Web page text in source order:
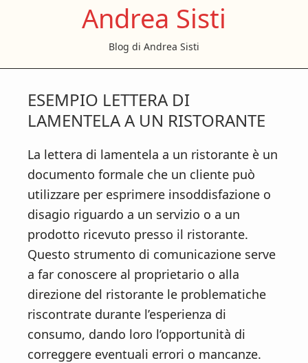
p
o
m
a
i
n
c
o
n
t
e
n
t
p
o
p
r
i
m
a
r
y
s
i
d
e
b
p
o
f
o
o
t
e
r
Andrea Sisti
Blog di Andrea Sisti
ESEMPIO LETTERA DI
LAMENTELA A UN RISTORANTE
La lettera di lamentela a un ristorante è un
documento formale che un cliente può
utilizzare per esprimere insoddisfazione o
disagio riguardo a un servizio o a un
prodotto ricevuto presso il ristorante.
Questo strumento di comunicazione serve
a far conoscere al proprietario o alla
direzione del ristorante le problematiche
riscontrate durante l’esperienza di
consumo, dando loro l’opportunità di
correggere eventuali errori o mancanze.